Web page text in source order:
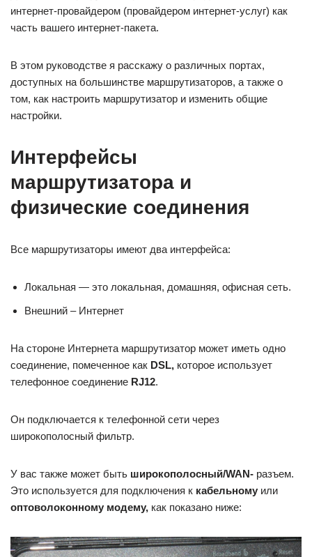
интернет-провайдером (провайдером интернет-услуг) как
часть вашего интернет-пакета.
В этом руководстве я расскажу о различных портах,
доступных на большинстве маршрутизаторов, а также о
том, как настроить маршрутизатор и изменить общие
настройки.
Интерфейсы
маршрутизатора и
физические соединения
Все маршрутизаторы имеют два интерфейса:
Локальная — это локальная, домашняя, офисная сеть.
Внешний – Интернет
На стороне Интернета маршрутизатор может иметь одно
соединение, помеченное как DSL, которое использует
телефонное соединение RJ12.
Он подключается к телефонной сети через
широкополосный фильтр.
У вас также может быть широкополосный/WAN- разъем.
Это используется для подключения к кабельному или
оптоволоконному модему, как показано ниже: